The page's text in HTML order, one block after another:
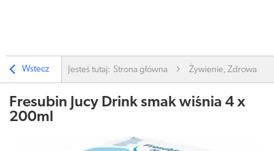
Wstecz Jesteś tutaj: Strona główna Żywienie, Zdrowa
Fresubin Jucy Drink smak wiśnia 4 x
200ml